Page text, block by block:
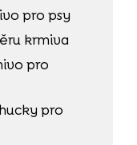
pro psy
krmiva
pro
pro